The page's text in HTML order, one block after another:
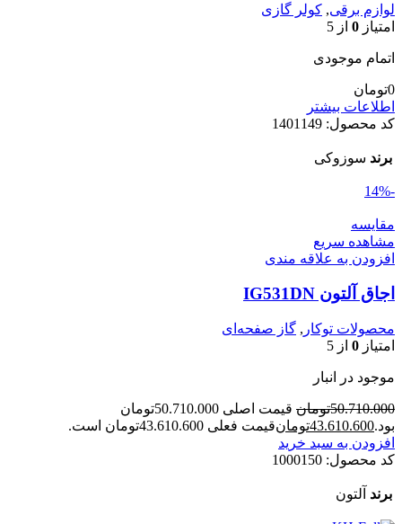
لوازم برقی, کولر گازی
امتیاز 0 از 5
اتمام موجودی
0تومان
اطلاعات بیشتر
کد محصول: 1401149
برند سوزوکی
-14%
مقایسه
مشاهده سریع
افزودن به علاقه مندی
اجاق آلتون IG531DN
محصولات توکار , گاز صفحه‌ای
امتیاز 0 از 5
موجود در انبار
50.710.000تومان
قیمت اصلی 50.710.000تومان
بود.43.610.600تومانقیمت فعلی 43.610.600تومان است.
افزودن به سبد خرید
کد محصول: 1000150
برند آلتون